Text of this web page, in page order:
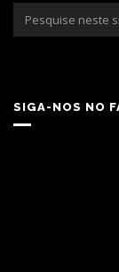
SIGA-NOS NO